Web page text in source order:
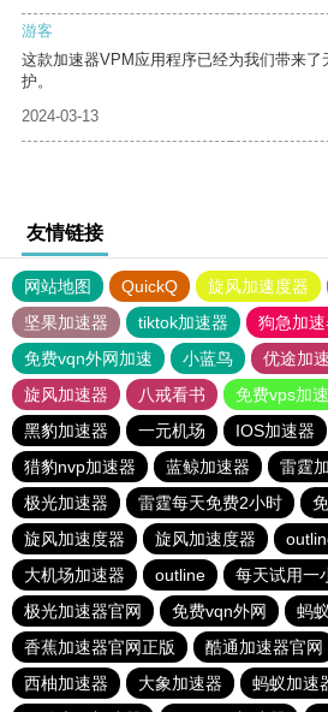
游客
这款加速器VPM应用程序已经为我们带来
护。
2024-03-13
友情链接
网站地图 QuickQ 旋风加速度器
坚果加速器
tiktok加速器
狗急加
免费vqn外网加速
小蓝鸟 优途加
旋风加速器
八戒看书
免费vps加
黑豹加速器
一元机场 IOS加速器
猎豹nvp加速器
蓝鲸加速器 雷霆
极光加速器
雷霆每天免费2小时
旋风加速度器
旋风加速度器
大机场加速器
outline
每天试用一
极光加速器官网
免费vqn外网
蚂
香蕉加速器官网正版
酷通加速器官网
西柚加速器
大象加速器 蚂蚁加速